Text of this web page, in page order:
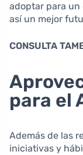
adoptar para un
así un mejor
CONSULTA
para el
Además de las
iniciativas y